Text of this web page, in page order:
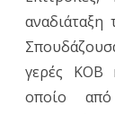
αναδιάταξη
γερές ΚΟΒ
οποίο